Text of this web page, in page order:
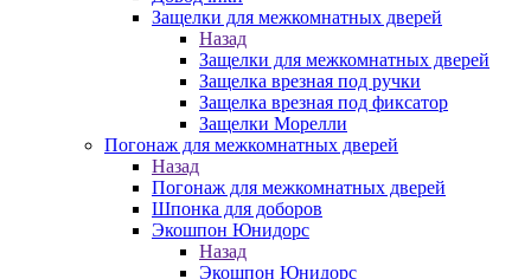
Защелки для межкомнатных дверей
Назад
Защелки для межкомнатных дверей
Защелка врезная под ручки
Защелка врезная под фиксатор
Защелки Морелли
Погонаж для межкомнатных дверей
Назад
Погонаж для межкомнатных дверей
Шпонка для доборов
Экошпон Юнидорс
Назад
Экошпон Юнидорс